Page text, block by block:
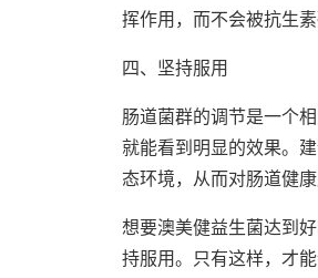
挥作用，而不会被抗生素
四、坚持服用
肠道菌群的调节是一个
就能看到明显的效果。
态环境，从而对肠道健
想要澳美健益生菌达到
持服用。只有这样，才